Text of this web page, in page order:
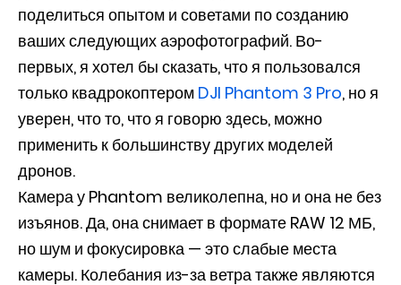
поделиться опытом и советами по созданию
ваших следующих аэрофотографий. Во-
первых, я хотел бы сказать, что я пользовался
только квадрокоптером DJI Phantom 3 Pro, но я
уверен, что то, что я говорю здесь, можно
применить к большинству других моделей
дронов.
Камера у Phantom великолепна, но и она не без
изъянов. Да, она снимает в формате RAW 12 МБ,
но шум и фокусировка — это слабые места
камеры. Колебания из-за ветра также являются